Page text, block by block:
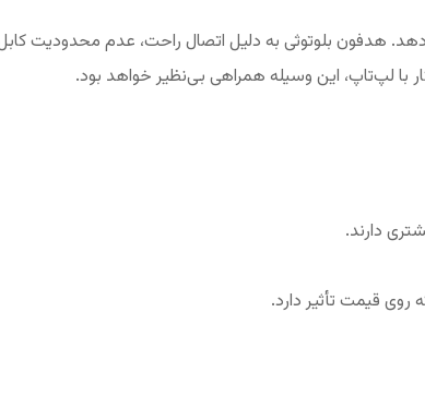
هدفون بلوتوثی به دلیل اتصال راحت، عدم محدودیت
لپ‌تاپ، این وسیله همراهی بی‌نظیر خواهد بود.
قیمت تأثیر دارد.